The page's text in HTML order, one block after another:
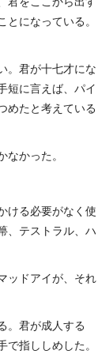
になっている。
。君が十七才にな
短に言えば、パイ
めたと考えている
かった。
ける必要がなく使
、テストラル、ハ
ッドアイが、それ
。君が成人する
指ししめした。